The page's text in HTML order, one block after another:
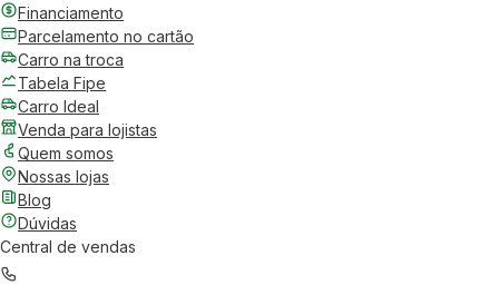
Financiamento
Parcelamento no cartão
Carro na troca
Tabela Fipe
Carro Ideal
Venda para lojistas
Quem somos
Nossas lojas
Blog
Dúvidas
Central de vendas